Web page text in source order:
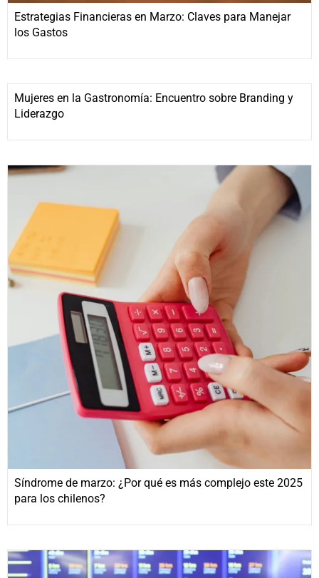
Estrategias Financieras en Marzo: Claves para Manejar
los Gastos
Mujeres en la Gastronomía: Encuentro sobre Branding y
Liderazgo
Síndrome de marzo: ¿Por qué es más complejo este 2025
para los chilenos?